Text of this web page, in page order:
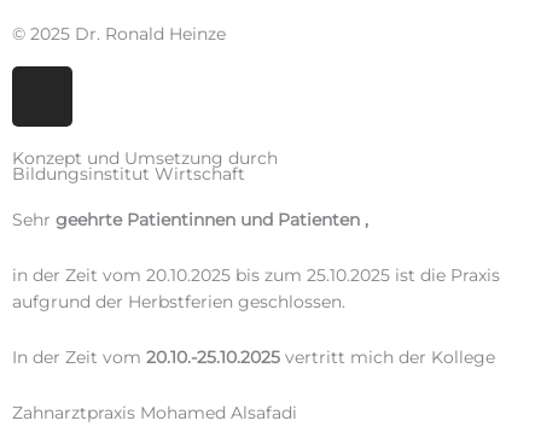
© 2025 Dr. Ronald Heinze
t
g
r
a
m
Konzept und Umsetzung durch
Bildungsinstitut Wirtschaft
Sehr geehrte Patientinnen und Patienten ,
in der Zeit vom 20.10.2025 bis zum 25.10.2025 ist die Praxis
aufgrund der Herbstferien geschlossen.
In der Zeit vom 20.10.-25.10.2025 vertritt mich der Kollege
Zahnarztpraxis Mohamed Alsafadi